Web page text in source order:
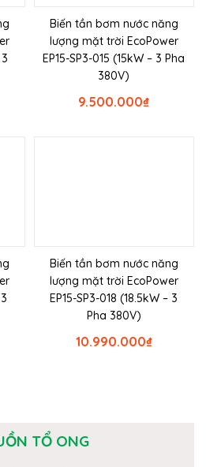
Biến tần bơm nước năng
lượng mặt trời EcoPower
EP15-SP3-015 (15kW – 3 Pha
380V)
₫
9.500.000
Biến tần bơm nước năng
lượng mặt trời EcoPower
EP15-SP3-018 (18.5kW – 3
Pha 380V)
₫
10.990.000
TỔ ONG